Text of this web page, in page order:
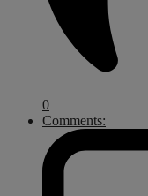
0
Comments: